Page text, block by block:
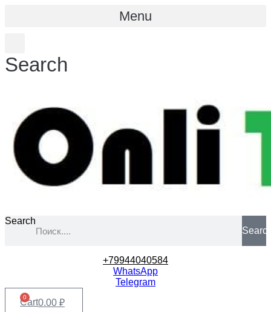
Menu
Search
Search
+79944040584
WhatsApp
Telegram
0.00 ₽
0
Cart